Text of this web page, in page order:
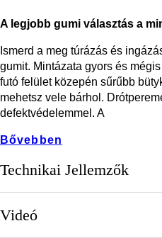
A legjobb gumi választás a
Ismerd a meg túrázás és
gumit. Mintázata gyors és
futó felület közepén sűrűbb
mehetsz vele bárhol.
defektvédelemmel. A
Bővebben
Technikai Jellemzők
Videó